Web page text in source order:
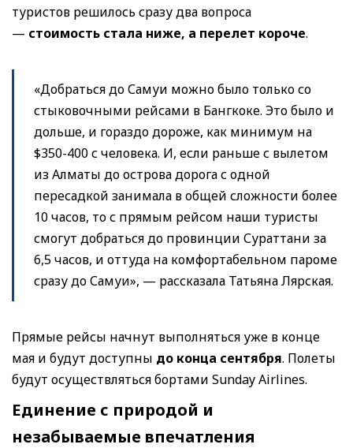
туристов решилось сразу два вопроса
— стоимость стала ниже, а перелет короче.
«Добраться до Самуи можно было только со
стыковочными рейсами в Бангкоке. Это было и
дольше, и гораздо дороже, как минимум на
$350-400 с человека. И, если раньше с вылетом
из Алматы до острова дорога с одной
пересадкой занимала в общей сложности более
10 часов, то с прямым рейсом наши туристы
смогут добраться до провинции Сураттани за
6,5 часов, и оттуда на комфортабельном пароме
сразу до Самуи», — рассказала Татьяна Лярская.
Прямые рейсы начнут выполняться уже в конце
мая и будут доступны до конца сентября. Полеты
будут осуществляться бортами Sunday Airlines.
Единение с природой и
незабываемые впечатления